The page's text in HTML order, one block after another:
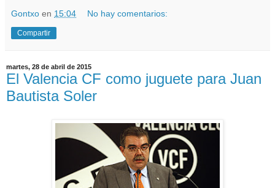
Gontxo en 15:04 No hay comentarios:
Compartir
martes, 28 de abril de 2015
El Valencia CF como juguete para Juan
Bautista Soler